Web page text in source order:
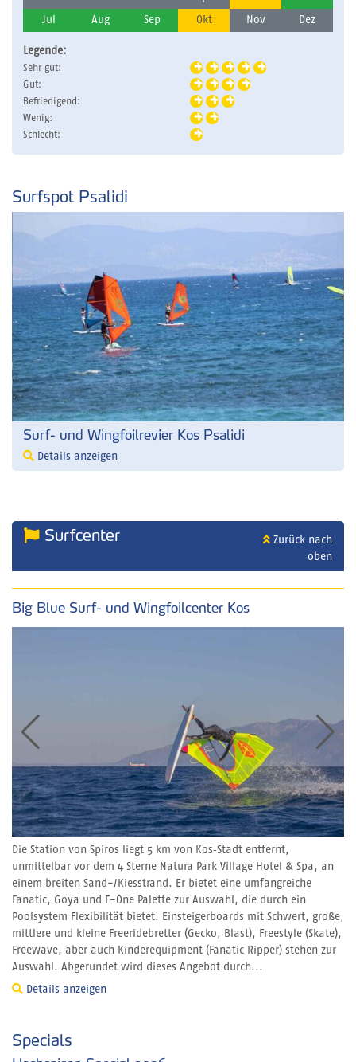
Jul Aug Sep Okt Nov Dez
Legende:
Sehr gut:
Gut:
Befriedigend:
Wenig:
Schlecht:
Surfspot Psalidi
Surf- und Wingfoilrevier Kos Psalidi
Details anzeigen
Surfcenter
Zurück nach
oben
Big Blue Surf- und Wingfoilcenter Kos
Die Station von Spiros liegt 5 km von Kos‑Stadt entfernt,
unmittelbar vor dem 4 Sterne Natura Park Village Hotel & Spa, an
einem breiten Sand-/Kiesstrand. Er bietet eine umfangreiche
Fanatic, Goya und F-One Palette zur Auswahl, die durch ein
Poolsystem Flexibilität bietet. Einsteigerboards mit Schwert, große,
mittlere und kleine Freeridebretter (Gecko, Blast), Freestyle (Skate),
Freewave, aber auch Kinderequipment (Fanatic Ripper) stehen zur
Auswahl. Abgerundet wird dieses Angebot durch...
Details anzeigen
Specials